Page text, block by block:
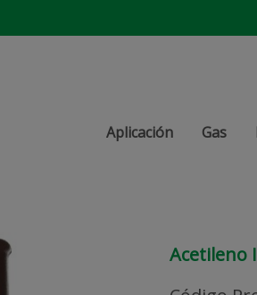
Aplicación Gas
Acetileno